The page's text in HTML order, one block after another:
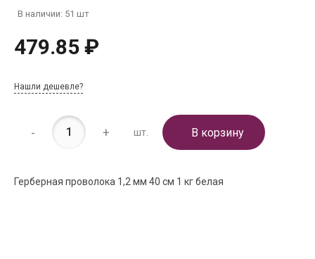
В наличии: 51 шт
479.85 ₽
Нашли дешевле?
- + шт. В корзину
Герберная проволока 1,2 мм 40 см 1 кг белая